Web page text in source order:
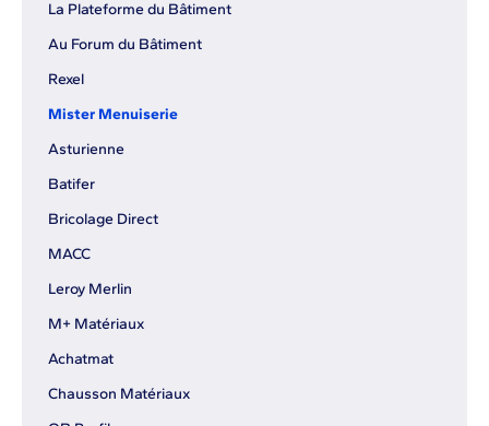
La Plateforme du Bâtiment
Au Forum du Bâtiment
Rexel
Mister Menuiserie
Asturienne
Batifer
Bricolage Direct
MACC
Leroy Merlin
M+ Matériaux
Achatmat
Chausson Matériaux